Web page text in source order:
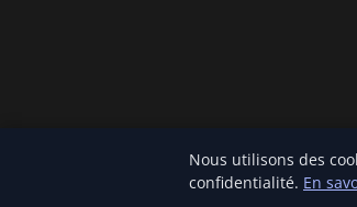
© 2026 Jamm Saintlouis. Tous
Nous utilisons des
confidentialité. En